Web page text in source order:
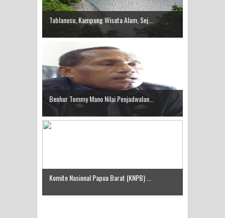
Tablanusu, Kampung Wisata Alam, Sej...
Benhur Tommy Mano Nilai Penjadwalan...
Komite Nasional Papua Barat (KNPB) ...